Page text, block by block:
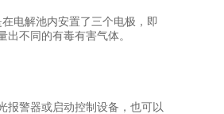
电解池内安置了三个电极，即
不同的有毒有害气体。
报警器或启动控制设备，也可以